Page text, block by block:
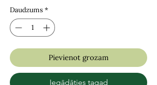
Daudzums *
Pievienot grozam
Iegādāties tagad